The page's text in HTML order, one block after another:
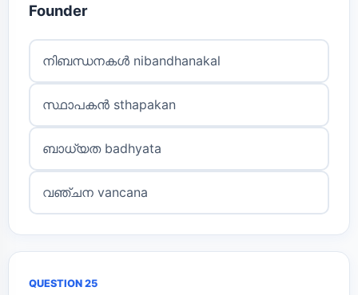
Founder
നിബന്ധനകൾ nibandhanakal
സ്ഥാപകൻ sthapakan
ബാധ്യത badhyata
വഞ്ചന vancana
QUESTION 25